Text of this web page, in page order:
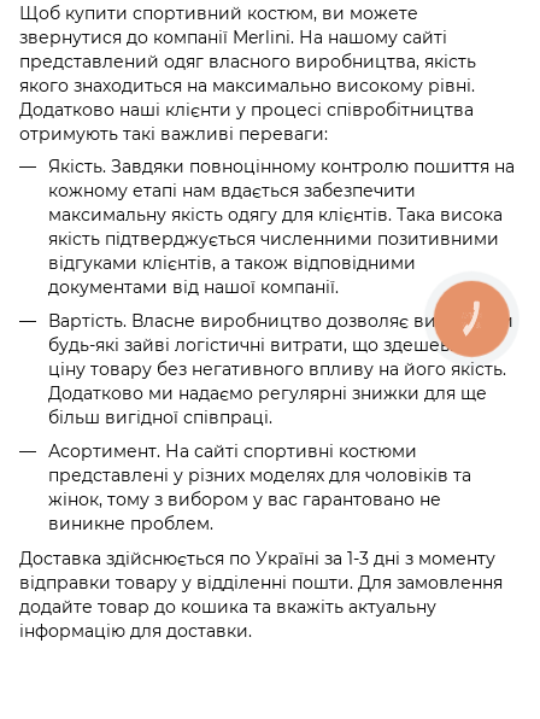
Щоб купити спортивний костюм, ви можете
звернутися до компанії Merlini. На нашому сайті
представлений одяг власного виробництва, якість
якого знаходиться на максимально високому рівні.
Додатково наші клієнти у процесі співробітництва
отримують такі важливі переваги:
Якість. Завдяки повноцінному контролю пошиття на
кожному етапі нам вдається забезпечити
максимальну якість одягу для клієнтів. Така висока
якість підтверджується численними позитивними
відгуками клієнтів, а також відповідними
документами від нашої компанії.
Вартість. Власне виробництво дозволяє виключити
будь-які зайві логістичні витрати, що здешевлює
ціну товару без негативного впливу на його якість.
Додатково ми надаємо регулярні знижки для ще
більш вигідної співпраці.
Асортимент. На сайті спортивні костюми
представлені у різних моделях для чоловіків та
жінок, тому з вибором у вас гарантовано не
виникне проблем.
Доставка здійснюється по Україні за 1-3 дні з моменту
відправки товару у відділенні пошти. Для замовлення
додайте товар до кошика та вкажіть актуальну
інформацію для доставки.